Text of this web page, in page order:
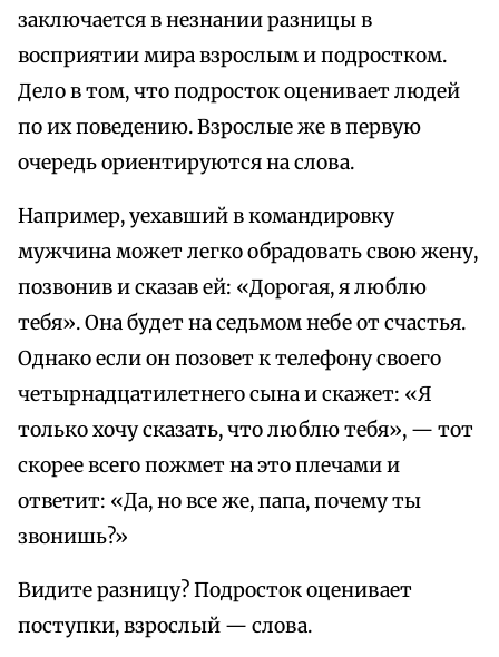
заключается в незнании разницы в
восприятии мира взрослым и подростком.
Дело в том, что подросток оценивает людей
по их поведению. Взрослые же в первую
очередь ориентируются на слова.
Например, уехавший в командировку
мужчина может легко обрадовать свою жену,
позвонив и сказав ей: «Дорогая, я люблю
тебя». Она будет на седьмом небе от счастья.
Однако если он позовет к телефону своего
четырнадцатилетнего сына и скажет: «Я
только хочу сказать, что люблю тебя», — тот
скорее всего пожмет на это плечами и
ответит: «Да, но все же, папа, почему ты
звонишь?»
Видите разницу? Подросток оценивает
поступки, взрослый — слова.